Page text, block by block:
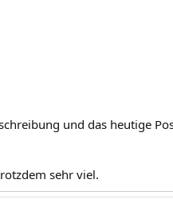
und das heutige
sehr viel.